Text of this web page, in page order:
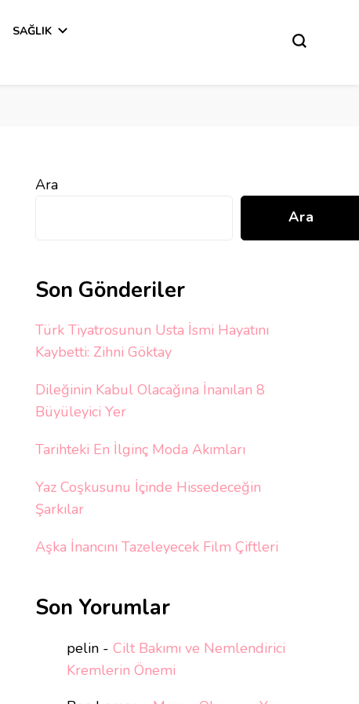
SAĞLIK
Ara
Ara
Son Gönderiler
Türk Tiyatrosunun Usta İsmi Hayatını
Kaybetti: Zihni Göktay
Dileğinin Kabul Olacağına İnanılan 8
Büyüleyici Yer
Tarihteki En İlginç Moda Akımları
Yaz Coşkusunu İçinde Hissedeceğin
Şarkılar
Aşka İnancını Tazeleyecek Film Çiftleri
Son Yorumlar
pelin- Cilt Bakımı ve Nemlendirici
Kremlerin Önemi